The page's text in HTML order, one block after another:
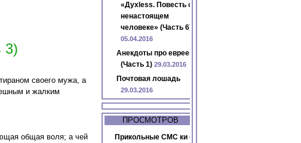
3)
своего мужа, а
и жалким
общая воля; а чей
«Духless. Повесть о
ненастоящем
человеке» (Часть 6)
05.04.2016
Анекдоты про евреев
(Часть 1) 29.03.2016
Почтовая лошадь
29.03.2016
ПРОСМОТРОВ
Прикольные СМС ки с